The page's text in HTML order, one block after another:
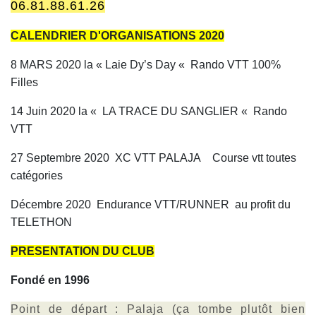
06.81.88.61.26
CALENDRIER D'ORGANISATIONS 2020
8 MARS 2020 la « Laie Dy’s Day « Rando VTT 100%
Filles
14 Juin 2020 la « LA TRACE DU SANGLIER « Rando
VTT
27 Septembre 2020 XC VTT PALAJA Course vtt toutes
catégories
Décembre 2020 Endurance VTT/RUNNER au profit du
TELETHON
PRESENTATION DU CLUB
Fondé en 1996
Point de départ : Palaja (ça tombe plutôt bien